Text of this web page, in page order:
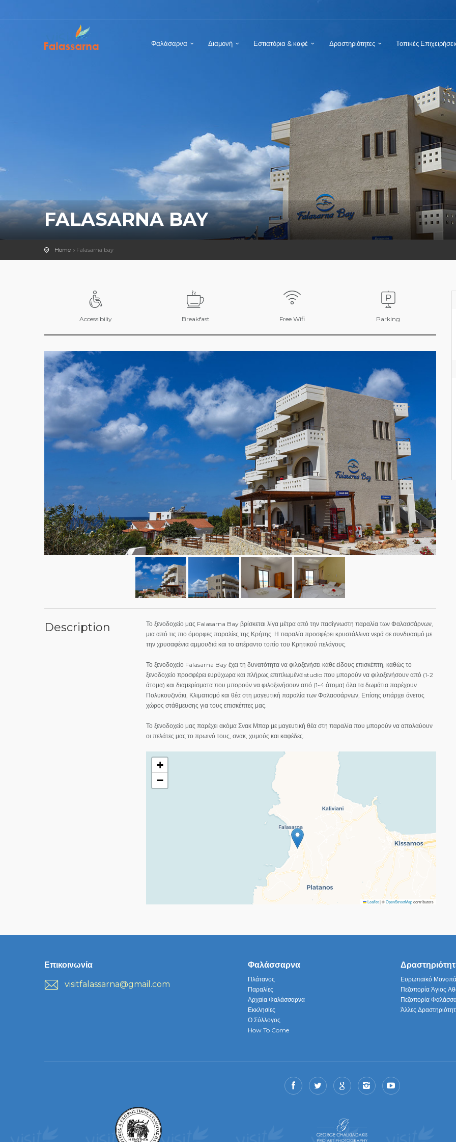
Φαλάσαρνα Διαμονή Εστιατόρια & καφέ Δραστηριότητες Τοπικές
FALASARNA BAY
Home Falasarna bay
Accessibiliy Breakfast Free Wifi Parking
Description
Το ξενοδοχείο μας Falasarna Bay βρίσκεται λίγα μέτρα από την πασίγνωστη παραλία των Φαλασσάρνων,
μια από τις πιο όμορφες παραλίες της Κρήτης. Η παραλία προσφέρει κρυστάλλινα νερά σε συνδυασμό με
την χρυσαφένια αμμουδιά και το απέραντο τοπίο του Κρητικού πελάγους.
Το ξενοδοχείο Falasarna Bay έχει τη δυνατότητα να φιλοξενήσει κάθε είδους επισκέπτη, καθώς το
ξενοδοχείο προσφέρει ευρύχωρα και πλήρως επιπλωμένα studio που μπορούν να φιλοξενήσουν από (1-2
άτομα) και διαμερίσματα που μπορούν να φιλοξενήσουν από (1-4 άτομα) όλα τα δωμάτια παρέχουν
Πολυκουζινάκι, Κλιματισμό και θέα στη μαγευτική παραλία των Φαλασσάρνων, Επίσης υπάρχει άνετος
χώρος στάθμευσης για τους επισκέπτες μας.
Το ξενοδοχείο μας παρέχει ακόμα Σνακ Μπαρ με μαγευτική θέα στη παραλία που μπορούν να απολαύουν
οι πελάτες μας το πρωινό τους, σνακ, χυμούς και καφέδες.
+
−
Leaflet|©OpenStreetMapcontributors
Επικοινωνία
visitfalassarna@gmail.com
Φαλάσσαρνα
Πλάτανος
Παραλίες
Αρχαία Φαλάσσαρνα
Εκκλησίες
Ο Σύλλογος
How To Come
Ευρωπαϊκό
Πεζοπορία Άγιος
Πεζοπορία
Άλλες